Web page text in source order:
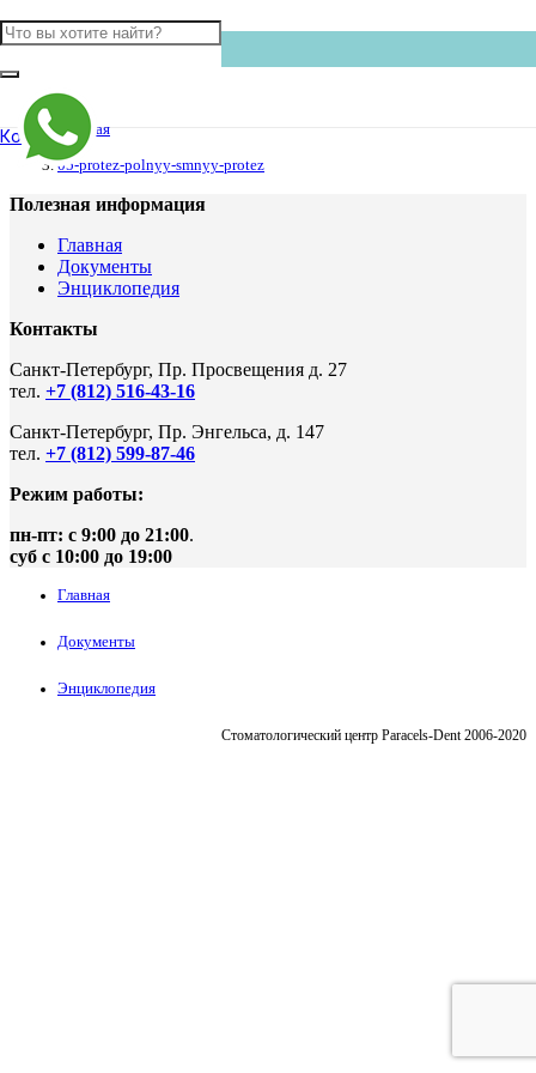
КонтактыГлавная
05-protez-polnyy-smnyy-protez
Полезная информация
Главная
Документы
Энциклопедия
Контакты
Санкт-Петербург, Пр. Просвещения д. 27
тел. +7 (812) 516-43-16
Санкт-Петербург, Пр. Энгельса, д. 147
тел. +7 (812) 599-87-46
Режим работы:
пн-пт: с 9:00 до 21:00.
суб с 10:00 до 19:00
Главная
Документы
Энциклопедия
Стоматологический центр Paracels-Dent 2006-2020